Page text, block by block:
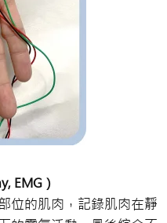
EMG）
位的肌肉，記錄肌肉在靜